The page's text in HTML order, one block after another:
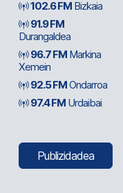
102.6 FM Bizkaia
91.9 FM
Durangaldea
96.7 FM Markina
Xemein
92.5 FMOndarroa
97.4 FM Urdaibai
Publizidadea